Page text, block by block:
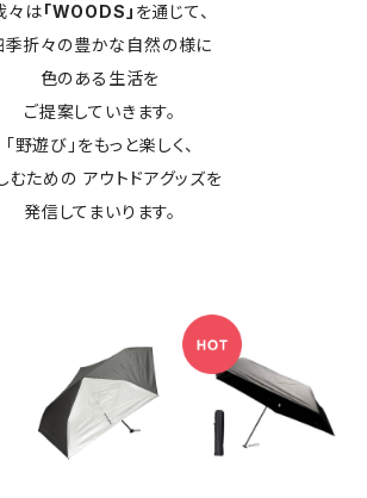
々は「WOODS」 を通じて、
季折々の豊かな自然の様に
色のある生活を
ご提案していきます。
「野遊び」をもっと楽しく、
むための アウトドアグッズを
発信してまいります。